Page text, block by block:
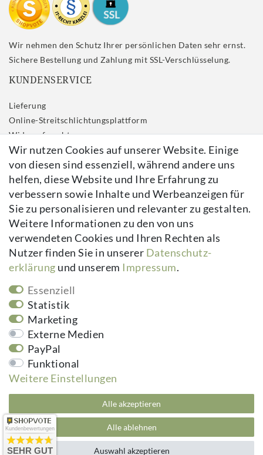
Wir nehmen den Schutz Ihrer persönlichen Daten sehr ernst.
Sichere Bestellung und Zahlung mit SSL-Verschlüsselung.
KUNDENSERVICE
Lieferung
Online-Streitschlichtungsplattform
Widerrufs­recht
Impressum
Daten­schutz­erklärung
AGB
Kontakt
Vertrag widerrufen
Newsletter
E-MAIL **
Newsletter
Hiermit bestätige ich, dass ich die
Meine Einwilligung kann ich jederzeit widerrufen.**
Wir nutzen Cookies auf unserer Website. Einige
von diesen sind essenziell, während andere uns
helfen, diese Website und Ihre Erfahrung zu
verbessern sowie Inhalte und Werbeanzeigen für
Sie zu personalisieren und relevanter zu gestalten.
Weitere Informationen zu den von uns
verwendeten Cookies und Ihren Rechten als
Nutzer finden Sie in unserer Daten­schutz­
erklärung und unserem Impressum.
Essenziell
Statistik
Marketing
Externe Medien
PayPal
Funktional
Weitere Einstellungen
Alle akzeptieren
Alle ablehnen
Auswahl akzeptieren
kuheiga.com - Ihr Online Shop für Gartenzubehör & Wohnaccessoires | Alle
Preise inkl. ges. MwSt. zzgl.Versandkosten
plentymarkets Template von
Plenty Lions
Kundenbewertungen
SEHR GUT